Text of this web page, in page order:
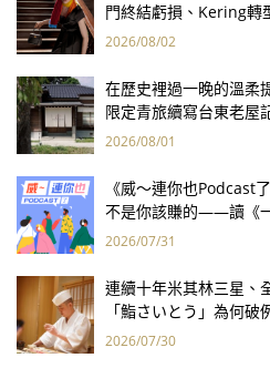
門終結虧損、Kering轉
報亮眼
2026/08/02
在歷史裡過一晚的溫柔
限定青旅續寫台東老屋
2026/08/01
《威～連你也Podcast
不是你該賺的——讀《
2026/07/31
連續十年米其林三星、
「鮨さいとう」為何破
2026/07/30